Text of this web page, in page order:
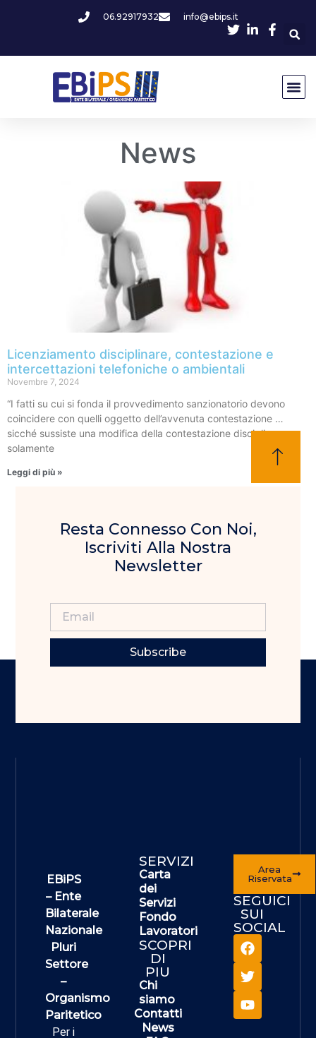
06.92917932 info@ebips.it
News
Licenziamento disciplinare, contestazione e
intercettazioni telefoniche o ambientali
Novembre 7, 2024
“I fatti su cui si fonda il provvedimento sanzionatorio devono
coincidere con quelli oggetto dell’avvenuta contestazione …
sicché sussiste una modifica della contestazione disciplinare
solamente
Leggi di più »
Resta Connesso Con Noi,
Iscriviti Alla Nostra
Newsletter
Subscribe
EBiPS
– Ente
Bilaterale
Nazionale
Pluri
Settore
–
Organismo
Paritetico
Per i
SERVIZI
Carta
dei
Servizi
Fondo
Lavoratori
SCOPRI
DI
PIU
Chi
siamo
Contatti
News
Area
Riservata
SEGUICI
SUI
SOCIAL